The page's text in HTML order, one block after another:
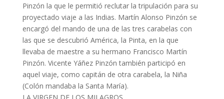
Pinzón la que le permitió reclutar la tripulación para su
proyectado viaje a las Indias. Martín Alonso Pinzón se
encargó del mando de una de las tres carabelas con
las que se descubrió América, la Pinta, en la que
llevaba de maestre a su hermano Francisco Martín
Pinzón. Vicente Yáñez Pinzón también participó en
aquel viaje, como capitán de otra carabela, la Niña
(Colón mandaba la Santa María).